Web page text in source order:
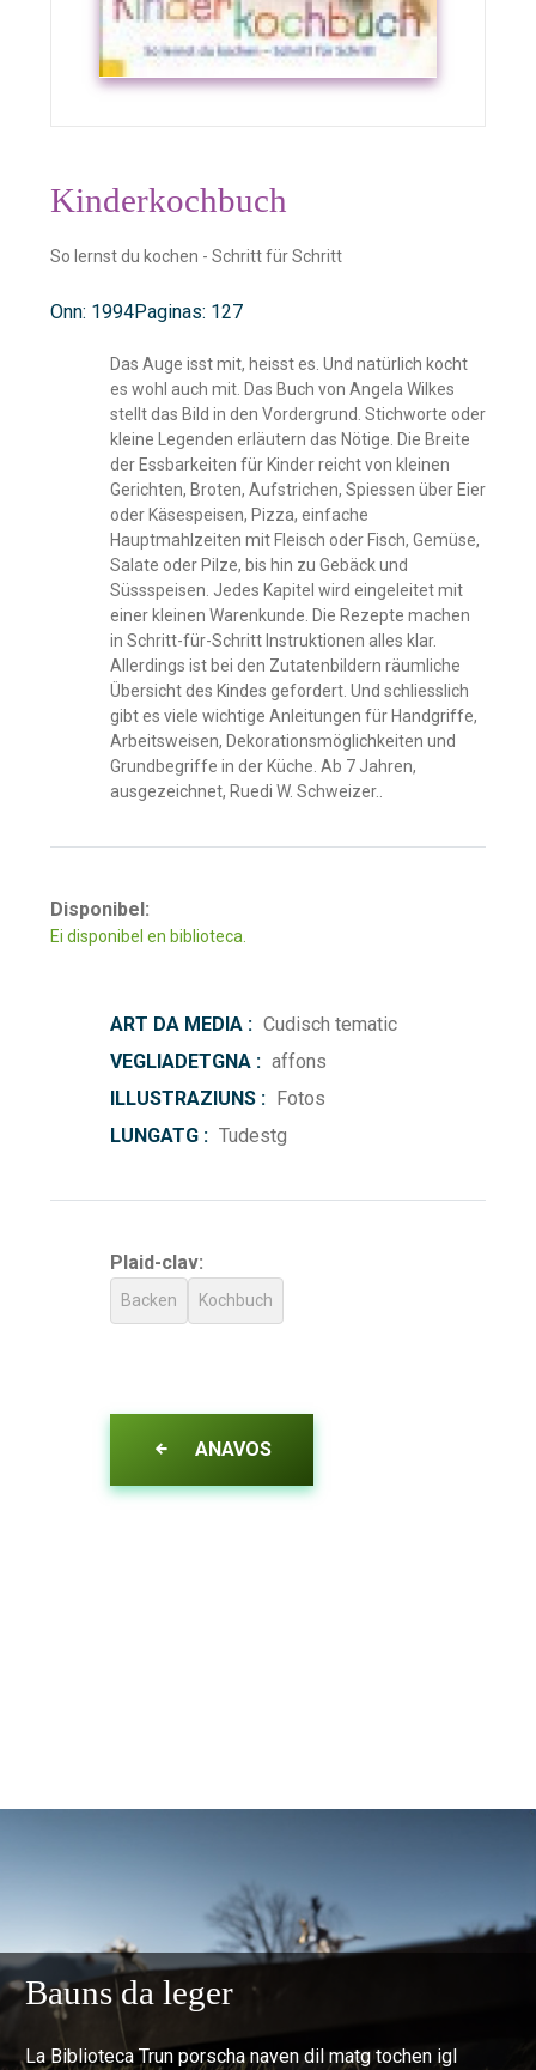
Kinderkochbuch
So lernst du kochen - Schritt für Schritt
Onn: 1994Paginas: 127
Das Auge isst mit, heisst es. Und natürlich kocht
es wohl auch mit. Das Buch von Angela Wilkes
stellt das Bild in den Vordergrund. Stichworte oder
kleine Legenden erläutern das Nötige. Die Breite
der Essbarkeiten für Kinder reicht von kleinen
Gerichten, Broten, Aufstrichen, Spiessen über Eier
oder Käsespeisen, Pizza, einfache
Hauptmahlzeiten mit Fleisch oder Fisch, Gemüse,
Salate oder Pilze, bis hin zu Gebäck und
Süssspeisen. Jedes Kapitel wird eingeleitet mit
einer kleinen Warenkunde. Die Rezepte machen
in Schritt-für-Schritt Instruktionen alles klar.
Allerdings ist bei den Zutatenbildern räumliche
Übersicht des Kindes gefordert. Und schliesslich
gibt es viele wichtige Anleitungen für Handgriffe,
Arbeitsweisen, Dekorationsmöglichkeiten und
Grundbegriffe in der Küche. Ab 7 Jahren,
ausgezeichnet, Ruedi W. Schweizer..
Disponibel:
Ei disponibel en biblioteca.
ART DA MEDIA : Cudisch tematic
VEGLIADETGNA : affons
ILLUSTRAZIUNS :
Fotos
LUNGATG : Tudestg
Plaid-clav:
Backen Kochbuch
ANAVOS
Bauns da leger
La Biblioteca Trun porscha naven dil matg tochen igl